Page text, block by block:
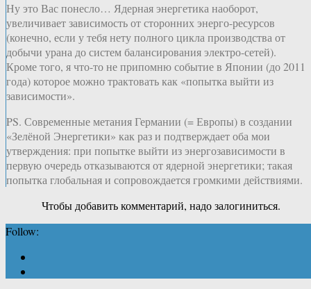
Ну это Вас понесло… Ядерная энергетика наоборот,
увеличивает зависимость от сторонних энерго-ресурсов
(конечно, если у тебя нету полного цикла производства от
добычи урана до систем балансирования электро-сетей).
Кроме того, я что-то не припомню событие в Японии (до 2011
года) которое можно трактовать как «попытка выйти из
зависимости».
PS. Современные метания Германии (= Европы) в создании
«Зелёной Энергетики» как раз и подтверждает оба мои
утверждения: при попытке выйти из энергозависимости в
первую очередь отказываются от ядерной энергетики; такая
попытка глобальная и сопровождается громкими действиями.
Чтобы добавить комментарий, надо залогиниться.
Follow: